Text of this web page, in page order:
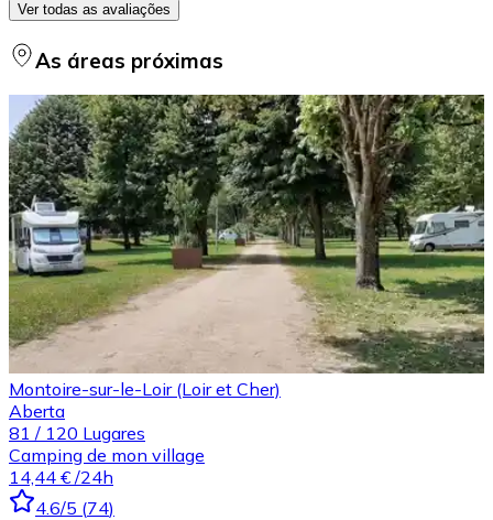
Ver todas as avaliações
As áreas próximas
Montoire-sur-le-Loir (Loir et Cher)
Aberta
81 / 120 Lugares
Camping de mon village
14,44 € /24h
4.6/5 (74)